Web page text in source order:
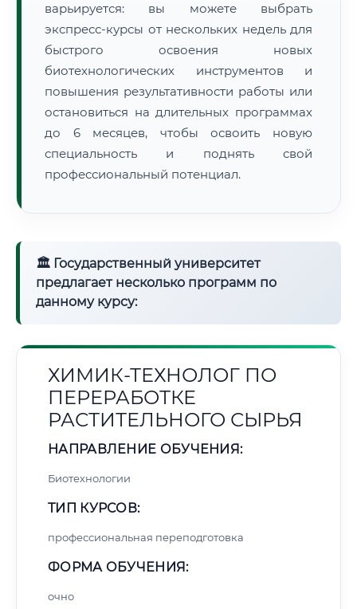
варьируется: вы можете выбрать
экспресс-курсы от нескольких недель для
быстрого освоения новых
биотехнологических инструментов и
повышения результативности работы или
остановиться на длительных программах
до 6 месяцев, чтобы освоить новую
специальность и поднять свой
профессиональный потенциал.
🏛 Государственный университет
предлагает несколько программ по
данному курсу:
ХИМИК-ТЕХНОЛОГ ПО
ПЕРЕРАБОТКЕ
РАСТИТЕЛЬНОГО СЫРЬЯ
НАПРАВЛЕНИЕ ОБУЧЕНИЯ:
Биотехнологии
ТИП КУРСОВ:
профессиональная переподготовка
ФОРМА ОБУЧЕНИЯ:
очно